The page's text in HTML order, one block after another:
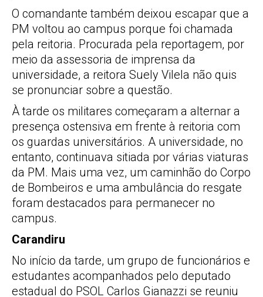
O comandante também deixou escapar que a
PM voltou ao campus porque foi chamada
pela reitoria. Procurada pela reportagem, por
meio da assessoria de imprensa da
universidade, a reitora Suely Vilela não quis
se pronunciar sobre a questão.
À tarde os militares começaram a alternar a
presença ostensiva em frente à reitoria com
os guardas universitários. A universidade, no
entanto, continuava sitiada por várias viaturas
da PM. Mais uma vez, um caminhão do Corpo
de Bombeiros e uma ambulância do resgate
foram destacados para permanecer no
campus.
Carandiru
No início da tarde, um grupo de funcionários e
estudantes acompanhados pelo deputado
estadual do PSOL Carlos Gianazzi se reuniu